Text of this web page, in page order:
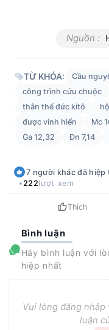
Nguồn :
TỪ KHÓA: Cầu
công trình cứu chuộc
thân thể đức kitô
được vinh hiển
Mc
Ga 12,32
Đn 7,14
7 người khác đã hiệp
222lượt xem
Thích
Bình luận
Hãy bình luận với
hiệp nhất
Vui lòng đăng
luận